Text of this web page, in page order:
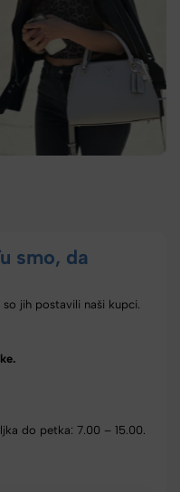
smo, da
jih postavili naši kupci.
do petka: 7.00 – 15.00.